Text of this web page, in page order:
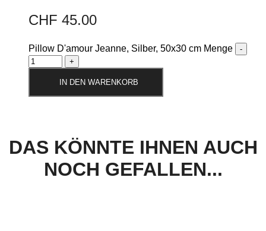
CHF 45.00
Pillow D'amour Jeanne, Silber, 50x30 cm Menge
IN DEN WARENKORB
DAS KÖNNTE IHNEN AUCH
NOCH GEFALLEN...